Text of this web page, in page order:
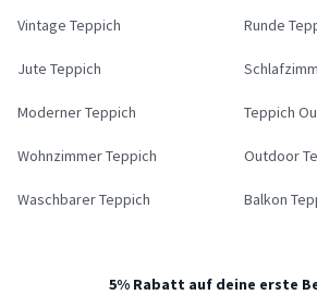
Vintage Teppich Runde
Jute Teppich
Moderner Teppich Teppich
Wohnzimmer Teppich Outdoor
Waschbarer Teppich Balkon
5% Rabatt auf deine erste